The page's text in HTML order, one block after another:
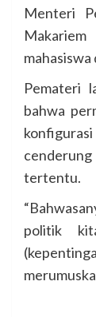
Menteri
Makariem
Pemateri
bahwa
cenderung
tertentu.
politik